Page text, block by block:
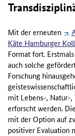
Mit der erneuten
Käte Hamburger
Format fort.
auch solche
Forschung
mit Lebens-, Natur-,
erforscht werden.
mit der Option auf
positiver Evaluation